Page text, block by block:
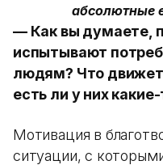
абсолютные
— Как вы думаете,
испытывают
людям? Что движет
есть ли у них
Мотивация в
ситуации, с